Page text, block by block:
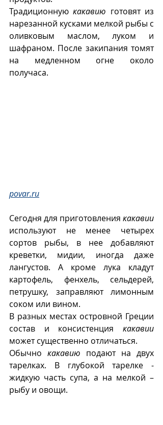
Традиционную какавию готовят из
нарезанной кусками мелкой рыбы с
оливковым маслом, луком и
шафраном. После закипания томят
на медленном огне около
получаса.
povar.ru
Сегодня для приготовления какавии
используют не менее четырех
сортов рыбы, в нее добавляют
креветки, мидии, иногда даже
лангустов. А кроме лука кладут
картофель, фенхель, сельдерей,
петрушку, заправляют лимонным
соком или вином.
В разных местах островной Греции
состав и консистенция какавии
может существенно отличаться.
Обычно какавию подают на двух
тарелках. В глубокой тарелке -
жидкую часть супа, а на мелкой –
рыбу и овощи.